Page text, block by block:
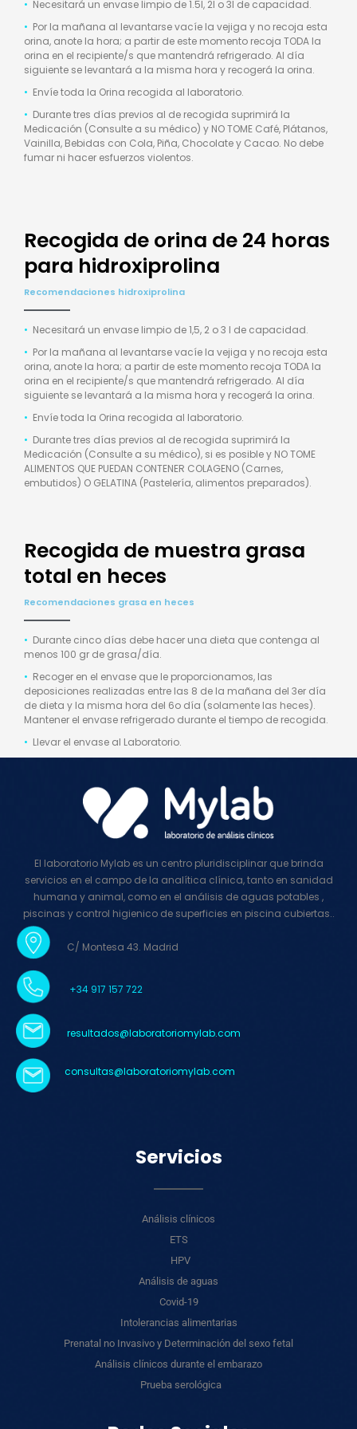
• Necesitará un envase limpio de 1.5l, 2l o 3l de capacidad.
• Por la mañana al levantarse vacíe la vejiga y no recoja esta
orina, anote la hora; a partir de este momento recoja TODA la
orina en el recipiente/s que mantendrá refrigerado. Al día
siguiente se levantará a la misma hora y recogerá la orina.
• Envíe toda la Orina recogida al laboratorio.
• Durante tres días previos al de recogida suprimirá la
Medicación (Consulte a su médico) y NO TOME Café, Plátanos,
Vainilla, Bebidas con Cola, Piña, Chocolate y Cacao. No debe
fumar ni hacer esfuerzos violentos.
Recogida de orina de 24 horas
para hidroxiprolina
Recomendaciones hidroxiprolina
• Necesitará un envase limpio de 1,5, 2 o 3 l de capacidad.
• Por la mañana al levantarse vacíe la vejiga y no recoja esta
orina, anote la hora; a partir de este momento recoja TODA la
orina en el recipiente/s que mantendrá refrigerado. Al día
siguiente se levantará a la misma hora y recogerá la orina.
• Envíe toda la Orina recogida al laboratorio.
• Durante tres días previos al de recogida suprimirá la
Medicación (Consulte a su médico), si es posible y NO TOME
ALIMENTOS QUE PUEDAN CONTENER COLAGENO (Carnes,
embutidos) O GELATINA (Pastelería, alimentos preparados).
Recogida de muestra grasa
total en heces
Recomendaciones grasa en heces
• Durante cinco días debe hacer una dieta que contenga al
menos 100 gr de grasa/día.
• Recoger en el envase que le proporcionamos, las
deposiciones realizadas entre las 8 de la mañana del 3er día
de dieta y la misma hora del 6o día (solamente las heces).
Mantener el envase refrigerado durante el tiempo de recogida.
• Llevar el envase al Laboratorio.
El laboratorio Mylab es un centro pluridisciplinar que brinda
servicios en el campo de la analítica clínica, tanto en sanidad
humana y animal, como en el análisis de aguas potables ,
piscinas y control higienico de superficies en piscina cubiertas..
C/ Montesa 43. Madrid
+34 917 157 722
resultados@laboratoriomylab.com
consultas@laboratoriomylab.com
Servicios
Análisis clínicos
ETS
HPV
Análisis de aguas
Covid-19
Intolerancias alimentarias
Prenatal no Invasivo y Determinación del sexo fetal
Análisis clínicos durante el embarazo
Prueba serológica